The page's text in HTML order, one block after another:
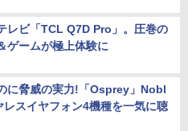
レビ「TCL Q7D Pro」。圧巻の
ゲームが極上体験に
に脅威の実力!「Osprey」Nobl
スイヤフォン4機種を一気に聴